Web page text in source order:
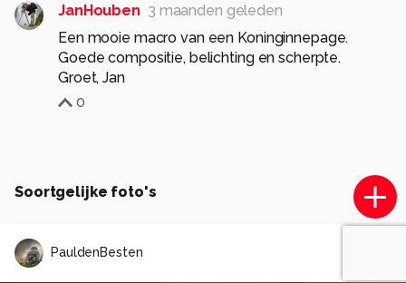
JanHouben 3 maanden geleden
Een mooie macro van een Koninginnepage.
Goede compositie, belichting en scherpte.
Groet, Jan
0
Soortgelijke foto's
PauldenBesten